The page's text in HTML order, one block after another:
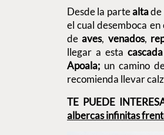
Desde la partealtade
el cual desemboca en
deaves, venados,
llegar a estacascada
Apoala; un camino
recomienda llevar
TE PUEDE
albercas infinitas